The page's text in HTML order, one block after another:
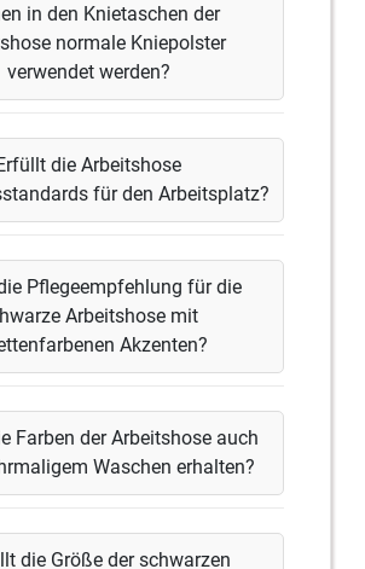
in den Knietaschen der
normale Kniepolster
verwendet werden?
die Arbeitshose
für den Arbeitsplatz?
Pflegeempfehlung für die
Arbeitshose mit
Akzenten?
Farben der Arbeitshose auch
Waschen erhalten?
die Größe der schwarzen